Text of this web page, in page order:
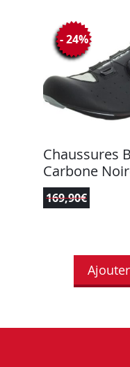
Chaussures
Carbone
169,90€
- 24%